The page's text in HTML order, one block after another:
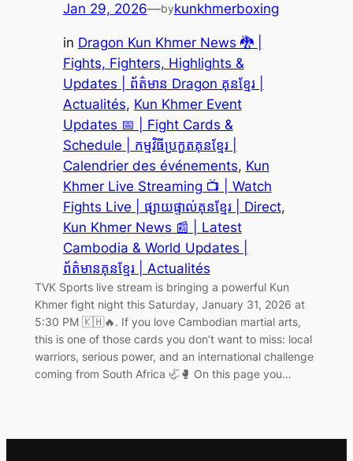
Jan 29, 2026—bykunkhmerboxing
in Dragon Kun Khmer News 🐉 |
Fights, Fighters, Highlights &
Updates | ព័ត៌មាន Dragon គុនខ្មែរ |
Actualités, Kun Khmer Event
Updates 📅 | Fight Cards &
Schedule | កម្មវិធីប្រកួតគុនខ្មែរ |
Calendrier des événements, Kun
Khmer Live Streaming 📺 | Watch
Fights Live | ផ្សាយផ្ទាល់គុនខ្មែរ | Direct
Kun Khmer News 📰 | Latest
Cambodia & World Updates |
ព័ត៌មានគុនខ្មែរ | Actualités
TVK Sports live stream is bringing a powerful Kun
Khmer fight night this Saturday, January 31, 2026 at
5:30 PM 🇰🇭🔥. If you love Cambodian martial arts,
this is one of those cards you don’t want to miss: local
warriors, serious power, and an international challenge
coming from South Africa 🦏🥊 On this page you…